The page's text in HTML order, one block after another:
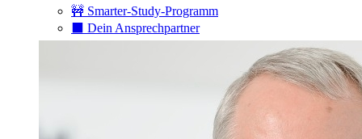
🚧 Smarter-Study-Programm
⬛️ Dein Ansprechpartner